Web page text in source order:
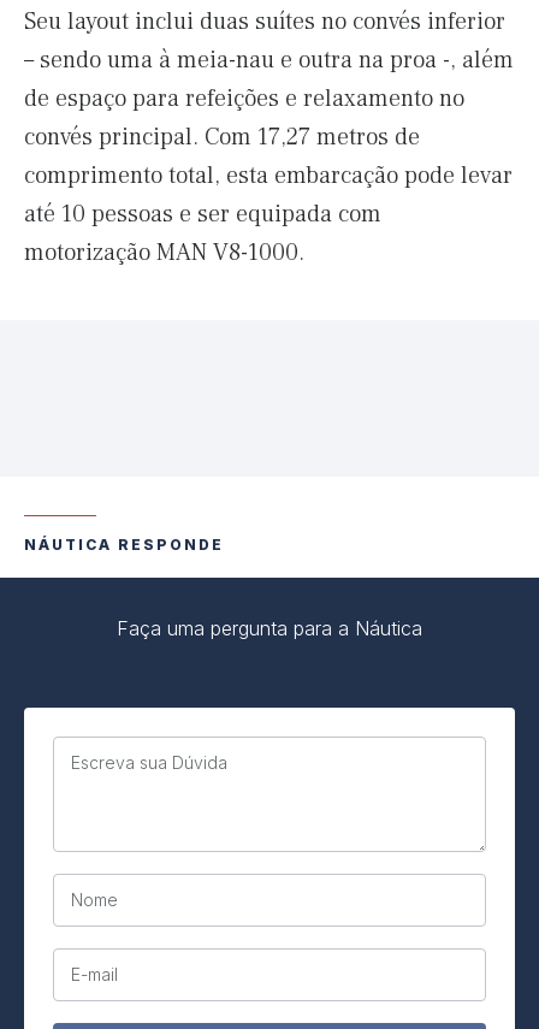
Seu layout inclui duas suítes no convés inferior
– sendo uma à meia-nau e outra na proa -, além
de espaço para refeições e relaxamento no
convés principal. Com 17,27 metros de
comprimento total, esta embarcação pode levar
até 10 pessoas e ser equipada com
motorização MAN V8-1000.
NÁUTICA RESPONDE
Faça uma pergunta para a Náutica
Escreva sua Dúvida
Nome
E-mail